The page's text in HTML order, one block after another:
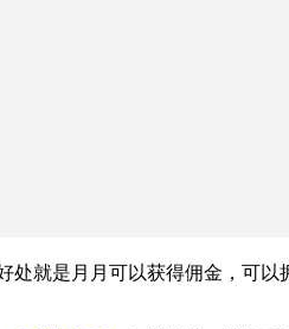
处就是月月可以获得佣金，可